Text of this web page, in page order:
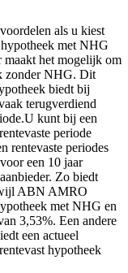
als u kiest
met NHG
maakt het mogelijk om
zonder NHG. Dit
biedt bij
terugverdiend
kunt bij een
periode
rentevaste periodes
een 10 jaar
Zo biedt
ABN AMRO
met NHG en
3,53%. Een andere
een actueel
hypotheek